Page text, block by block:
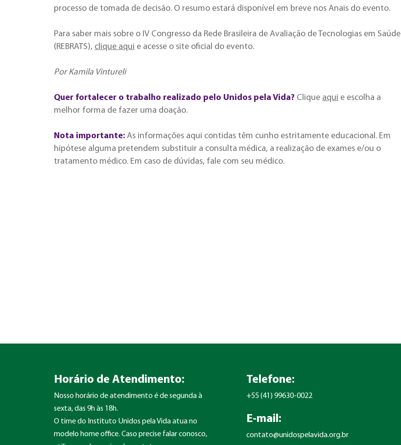
processo de tomada de decisão. O resumo estará disponível em breve nos Anais do evento.
Para saber mais sobre o IV Congresso da Rede Brasileira de Avaliação de Tecnologias em Saúde
(REBRATS), clique aqui e acesse o site oficial do evento.
Por Kamila Vintureli
Quer fortalecer o trabalho realizado pelo Unidos pela Vida? Clique aqui e escolha a
melhor forma de fazer uma doação.
Nota importante: As informações aqui contidas têm cunho estritamente educacional. Em
hipótese alguma pretendem substituir a consulta médica, a realização de exames e/ou o
tratamento médico. Em caso de dúvidas, fale com seu médico.
Horário de Atendimento:
Nosso horário de atendimento é de segunda à
sexta, das 9h às 18h.
O time do Instituto Unidos pela Vida atua no
modelo home office. Caso precise falar conosco,
Telefone:
+55 (41) 99630-0022
E-mail:
contato@unidospelavida.org.br